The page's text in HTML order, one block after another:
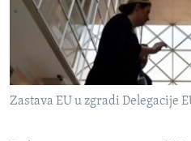
MAGAZIN
O GLASU AMERIKE
Learning English
Zastava EU u zgradi Delegacije